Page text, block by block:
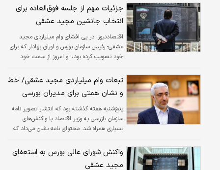
که به مانند بسیاری از افرادی که در دولت رئیسی
سمت گرفتند، عشقی نیز دانش‌آموخته دانشگاه
امام صادق است. وی دانش‌آموخته دکترای مالی
دانشگاه پیام نور تهران است و نظرات و گرایشاتش
شباهت زیادی به حامد سلطانی‌نژاد دارد.
جزئیات مهم از جلسه فوق‌العاده برای
انتخاب جانشین مجید عشقی
اقتصادنیوز: در پی افشای وام میلیاردی مجید
عشقی- رئیس سازمان بورس و اوراق بهادار که برای
خود تصویب کرده بود، او امروز از سمت خود
تبعات وام میلیاردی مجید عشقی/ خط
و نشان همتی برای مدیران بورسی
پنج‌شنبه هفته گذشته بود که انتشار تصویر نامه
سازمان بازرسی به وزیر اقتصاد با واکنش‌های
بسیاری همراه شد. محتوای نامه نشان می‌داد که
میلیارد و ۵۰۰ میلیون تومان به خودشان وام
داده‌اند!
واکنش شورای عالی بورس به استعفای
مجید عشقی